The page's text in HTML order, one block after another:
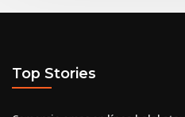
Top Stories